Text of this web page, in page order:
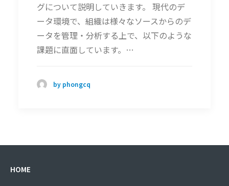
グについて説明していきます。 現代のデ
ータ環境で、組織は様々なソースからのデ
ータを管理・分析する上で、以下のような
課題に直面しています。…
by phongcq
HOME